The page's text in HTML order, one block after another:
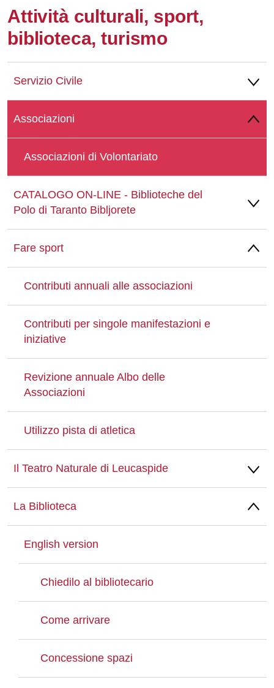
Attività culturali, sport,
biblioteca, turismo
Servizio Civile
Associazioni
Associazioni di Volontariato
CATALOGO ON-LINE - Biblioteche del
Polo di Taranto Bibljorete
Fare sport
Contributi annuali alle associazioni
Contributi per singole manifestazioni e
iniziative
Revizione annuale Albo delle
Associazioni
Utilizzo pista di atletica
Il Teatro Naturale di Leucaspide
La Biblioteca
English version
Chiedilo al bibliotecario
Come arrivare
Concessione spazi